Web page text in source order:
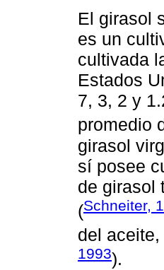
El girasol
es un
cultivada
Estados
7, 3, 2 y
promedio
girasol
sí posee
de girasol
(Schneiter,
del
1993).